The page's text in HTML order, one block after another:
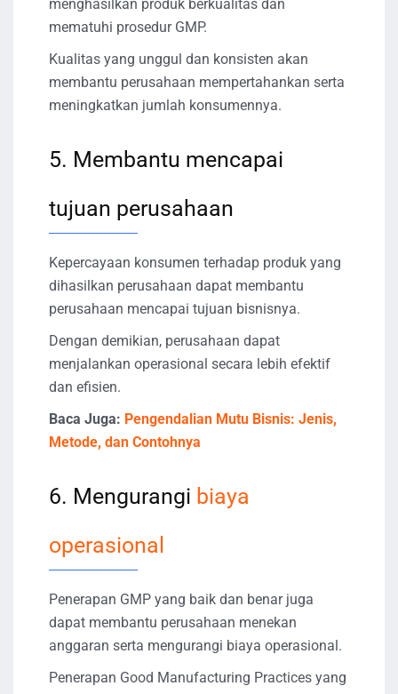
menghasilkan produk berkualitas dan
mematuhi prosedur GMP.
Kualitas yang unggul dan konsisten akan
membantu perusahaan mempertahankan serta
meningkatkan jumlah konsumennya.
5. Membantu mencapai
tujuan perusahaan
Kepercayaan konsumen terhadap produk yang
dihasilkan perusahaan dapat membantu
perusahaan mencapai tujuan bisnisnya.
Dengan demikian, perusahaan dapat
menjalankan operasional secara lebih efektif
dan efisien.
Baca Juga: Pengendalian Mutu Bisnis: Jenis,
Metode, dan Contohnya
6. Mengurangi biaya
operasional
Penerapan GMP yang baik dan benar juga
dapat membantu perusahaan menekan
anggaran serta mengurangi biaya operasional.
Penerapan Good Manufacturing Practices yang